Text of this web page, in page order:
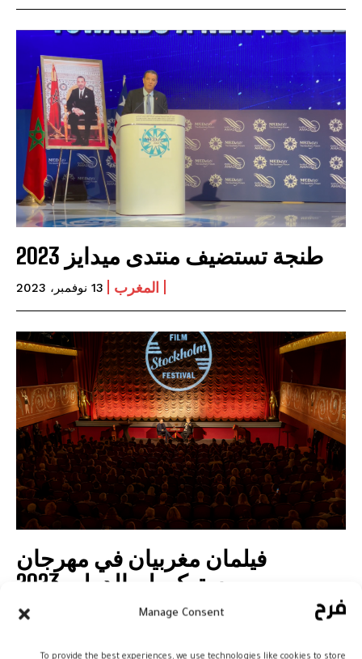
Manage Consent
To provide the best experiences, we use technologies like cookies to store
طنجة تستضيف منتدى ميدايز 2023
المغرب 13 نوفمبر، 2023
فيلمان مغربيان في مهرجان
ستوكهولم الدولي 2023
سينما